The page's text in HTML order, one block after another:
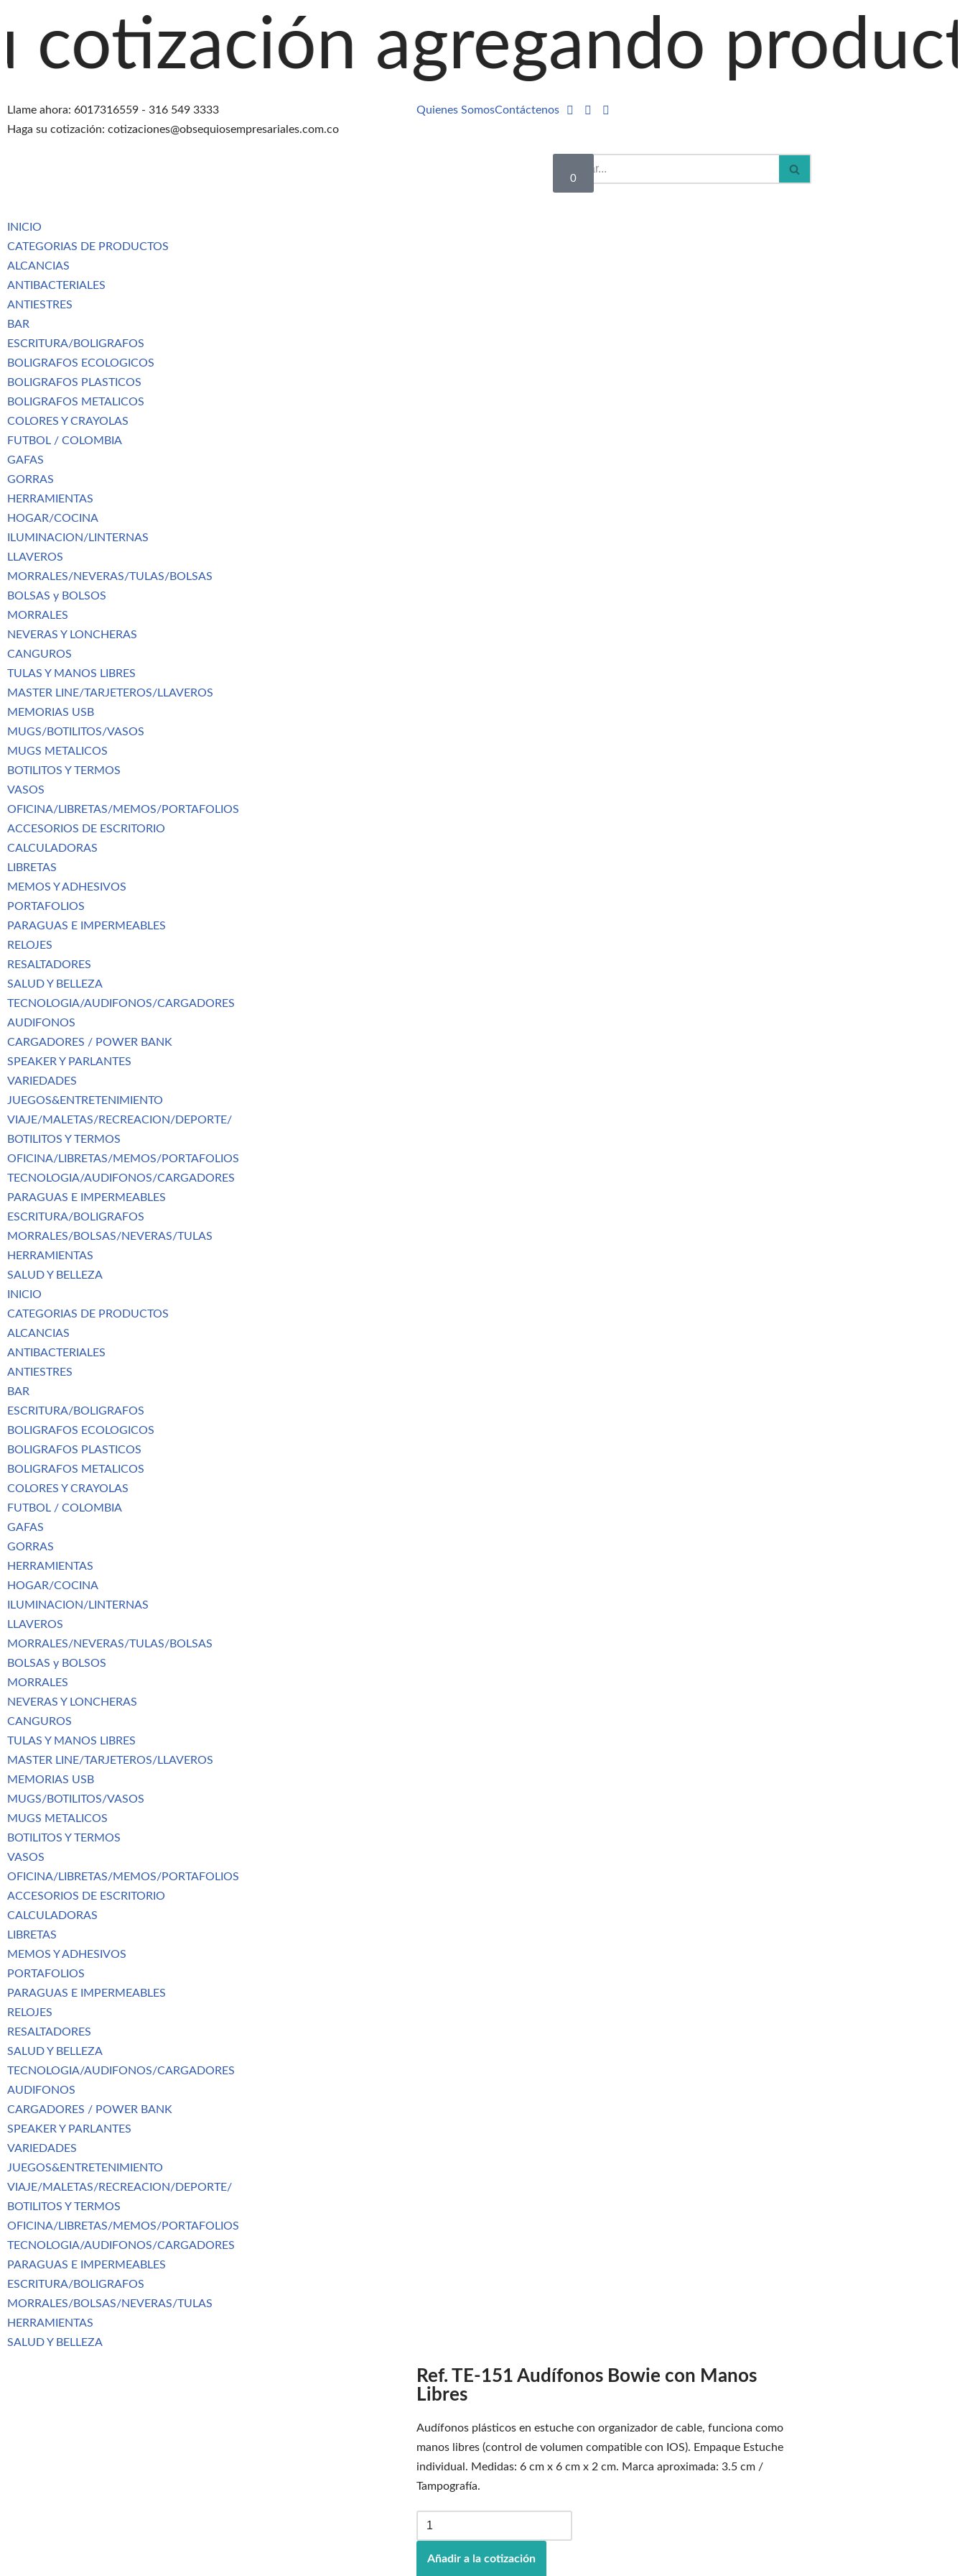
agregando productos al
Llame ahora: 6017316559 - 316 549 3333
Haga su cotización: cotizaciones@obsequiosempresariales.com.co
Quienes SomosContáctenos
0
INICIO
CATEGORIAS DE PRODUCTOS
ALCANCIAS
ANTIBACTERIALES
ANTIESTRES
BAR
ESCRITURA/BOLIGRAFOS
BOLIGRAFOS ECOLOGICOS
BOLIGRAFOS PLASTICOS
BOLIGRAFOS METALICOS
COLORES Y CRAYOLAS
FUTBOL / COLOMBIA
GAFAS
GORRAS
HERRAMIENTAS
HOGAR/COCINA
ILUMINACION/LINTERNAS
LLAVEROS
MORRALES/NEVERAS/TULAS/BOLSAS
BOLSAS y BOLSOS
MORRALES
NEVERAS Y LONCHERAS
CANGUROS
TULAS Y MANOS LIBRES
MASTER LINE/TARJETEROS/LLAVEROS
MEMORIAS USB
MUGS/BOTILITOS/VASOS
MUGS METALICOS
BOTILITOS Y TERMOS
VASOS
OFICINA/LIBRETAS/MEMOS/PORTAFOLIOS
ACCESORIOS DE ESCRITORIO
CALCULADORAS
LIBRETAS
MEMOS Y ADHESIVOS
PORTAFOLIOS
PARAGUAS E IMPERMEABLES
RELOJES
RESALTADORES
SALUD Y BELLEZA
TECNOLOGIA/AUDIFONOS/CARGADORES
AUDIFONOS
CARGADORES / POWER BANK
SPEAKER Y PARLANTES
VARIEDADES
JUEGOS&ENTRETENIMIENTO
VIAJE/MALETAS/RECREACION/DEPORTE/
BOTILITOS Y TERMOS
OFICINA/LIBRETAS/MEMOS/PORTAFOLIOS
TECNOLOGIA/AUDIFONOS/CARGADORES
PARAGUAS E IMPERMEABLES
ESCRITURA/BOLIGRAFOS
MORRALES/BOLSAS/NEVERAS/TULAS
HERRAMIENTAS
SALUD Y BELLEZA
INICIO
CATEGORIAS DE PRODUCTOS
ALCANCIAS
ANTIBACTERIALES
ANTIESTRES
BAR
ESCRITURA/BOLIGRAFOS
BOLIGRAFOS ECOLOGICOS
BOLIGRAFOS PLASTICOS
BOLIGRAFOS METALICOS
COLORES Y CRAYOLAS
FUTBOL / COLOMBIA
GAFAS
GORRAS
HERRAMIENTAS
HOGAR/COCINA
ILUMINACION/LINTERNAS
LLAVEROS
MORRALES/NEVERAS/TULAS/BOLSAS
BOLSAS y BOLSOS
MORRALES
NEVERAS Y LONCHERAS
CANGUROS
TULAS Y MANOS LIBRES
MASTER LINE/TARJETEROS/LLAVEROS
MEMORIAS USB
MUGS/BOTILITOS/VASOS
MUGS METALICOS
BOTILITOS Y TERMOS
VASOS
OFICINA/LIBRETAS/MEMOS/PORTAFOLIOS
ACCESORIOS DE ESCRITORIO
CALCULADORAS
LIBRETAS
MEMOS Y ADHESIVOS
PORTAFOLIOS
PARAGUAS E IMPERMEABLES
RELOJES
RESALTADORES
SALUD Y BELLEZA
TECNOLOGIA/AUDIFONOS/CARGADORES
AUDIFONOS
CARGADORES / POWER BANK
SPEAKER Y PARLANTES
VARIEDADES
JUEGOS&ENTRETENIMIENTO
VIAJE/MALETAS/RECREACION/DEPORTE/
BOTILITOS Y TERMOS
OFICINA/LIBRETAS/MEMOS/PORTAFOLIOS
TECNOLOGIA/AUDIFONOS/CARGADORES
PARAGUAS E IMPERMEABLES
ESCRITURA/BOLIGRAFOS
MORRALES/BOLSAS/NEVERAS/TULAS
HERRAMIENTAS
SALUD Y BELLEZA
Ref. TE-151 Audífonos Bowie con Manos
Libres
Audífonos plásticos en estuche con organizador de cable, funciona como
manos libres (control de volumen compatible con IOS). Empaque Estuche
individual. Medidas: 6 cm x 6 cm x 2 cm. Marca aproximada: 3.5 cm /
Tampografía.
Añadir a la cotización